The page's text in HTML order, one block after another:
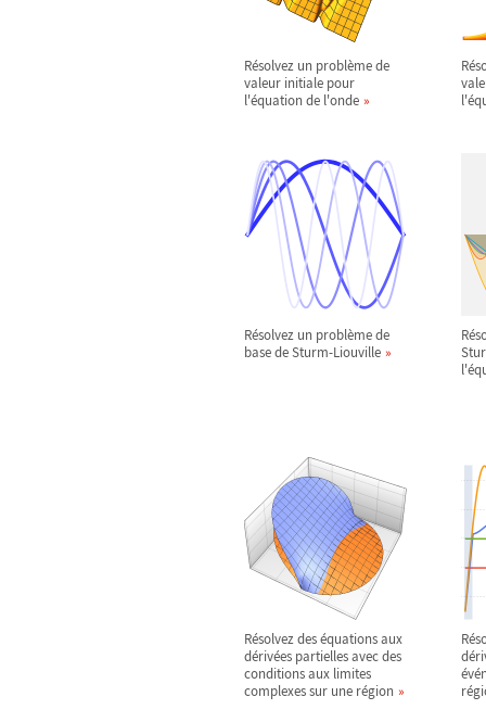
Résolvez un problème de
valeur initiale pour
l'équation de l'onde
Résolvez un problème de
base de Sturm-Liouville
Résolvez des équations aux
dérivées partielles avec des
conditions aux limites
complexes sur une région